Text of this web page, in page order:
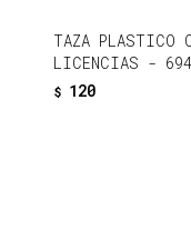
TAZA PLASTICO
LICENCIAS - 694
$ 120